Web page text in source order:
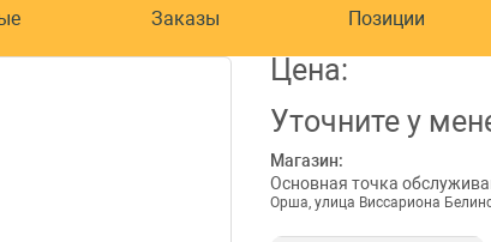
Заказы Позиции
Цена:
Уточните у
Магазин:
Основная точка
Орша, улица Виссариона